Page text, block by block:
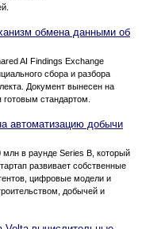
обмена данными об
AI Findings Exchange
сбора и разбора
Документ вынесен на
стандартом.
автоматизацию добычи
в раунде Series B, который
развивает собственные
цифровые модели и
добычей и